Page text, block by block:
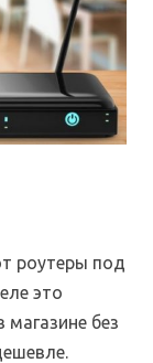
роутеры под
это
без